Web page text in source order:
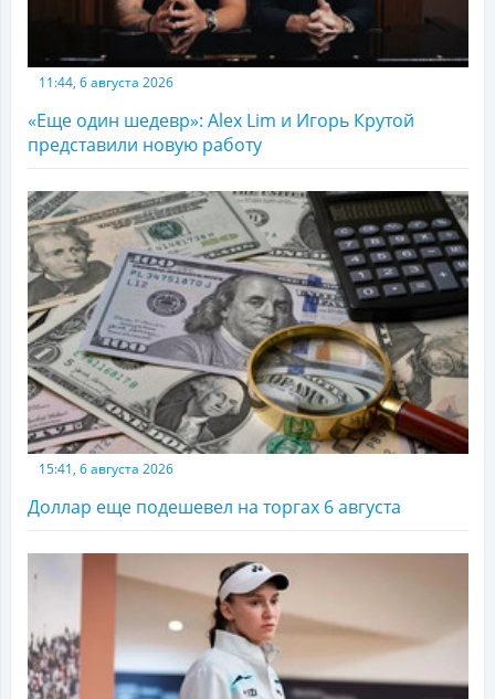
11:44, 6 августа 2026
«Еще один шедевр»: Alex Lim и Игорь Крутой
представили новую работу
15:41, 6 августа 2026
Доллар еще подешевел на торгах 6 августа